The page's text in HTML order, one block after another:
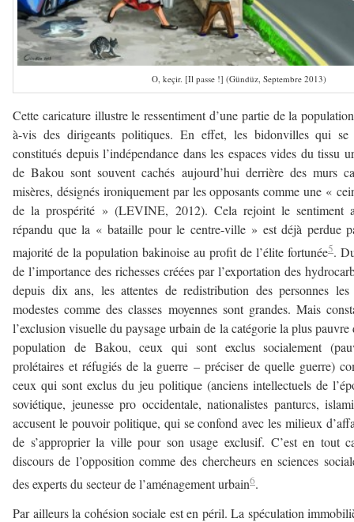
O, keçir. [Il passe !] (Gündüz, Septembre 2013)
Cette caricature illustre le ressentiment d’une partie de la
à-vis des dirigeants politiques. En effet, les bidonvilles qui se
constitués depuis l’indépendance dans les espaces vides du tissu
de Bakou sont souvent cachés aujourd’hui derrière des murs
misères, désignés ironiquement par les opposants comme une «
de la prospérité » (LEVINE, 2012). Cela rejoint le sentiment
répandu que la « bataille pour le centre-ville » est déjà perdue
majorité de la population bakinoise au profit de l’élite fortunée5.
de l’importance des richesses créées par l’exportation des
depuis dix ans, les attentes de redistribution des personnes les
modestes comme des classes moyennes sont grandes. Mais
l’exclusion visuelle du paysage urbain de la catégorie la plus pauvre
population de Bakou, ceux qui sont exclus socialement
prolétaires et réfugiés de la guerre – préciser de quelle guerre)
ceux qui sont exclus du jeu politique (anciens intellectuels de
soviétique, jeunesse pro occidentale, nationalistes panturcs,
accusent le pouvoir politique, qui se confond avec les milieux
de s’approprier la ville pour son usage exclusif. C’est en tout
discours de l’opposition comme des chercheurs en sciences
des experts du secteur de l’aménagement urbain6.
Par ailleurs la cohésion sociale est en péril. La spéculation